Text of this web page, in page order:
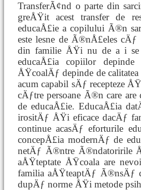
TransferÃ¢nd o parte din
greÅŸit acest transfer de
educaÅ£ie a copilului Ã®n
este lesne de Ã®nÅ£eles
din familie ÅŸi nu de a i se
educaÅ£ia copiilor
ÅŸcoalÄƒ depinde de
acum capabil sÄƒ recepteze
cÄƒtre persoane Ã®n care
de educaÅ£ie. EducaÅ£ia
irositÄƒ ÅŸi eficace dacÄƒ
continue acasÄƒ eforturile
concepÅ£ia modernÄƒ de
netÄƒ Ã®ntre Ã®ndatoririle
aÅŸteptate ÅŸcoala are
familia aÅŸteaptÄƒ Ã®nsÄƒ
dupÄƒ norme ÅŸi metode